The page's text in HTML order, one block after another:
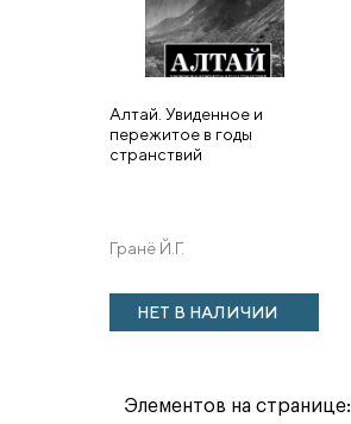
Алтай. Увиденное и
пережитое в годы
странствий
Гранё Й.Г.
НЕТ В НАЛИЧИИ
Элементов на странице: